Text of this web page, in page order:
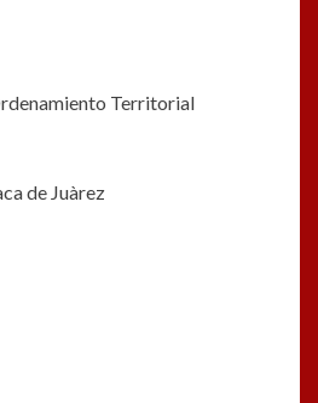
Territorial
de Juàrez